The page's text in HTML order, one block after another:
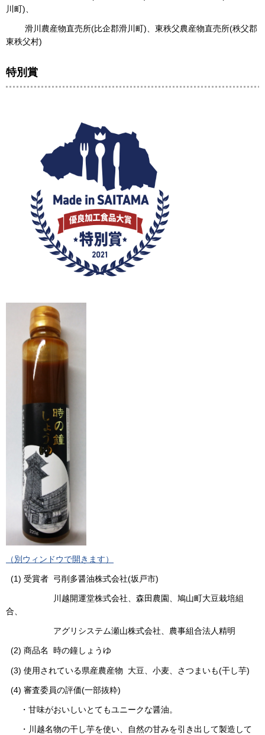
川町)、
滑川農産物直売所(比企郡滑川町)、東秩父農産物直売所(秩父郡
東秩父村)
特別賞
（別ウィンドウで開きます）
(1) 受賞者 弓削多醤油株式会社(坂戸市)
川越開運堂株式会社、森田農園、鳩山町大豆栽培組
合、
アグリシステム瀬山株式会社、農事組合法人精明
(2) 商品名 時の鐘しょうゆ
(3) 使用されている県産農産物 大豆、小麦、さつまいも(干し芋)
(4) 審査委員の評価(一部抜粋)
・甘味がおいしいとてもユニークな醤油。
・川越名物の干し芋を使い、自然の甘みを引き出して製造して